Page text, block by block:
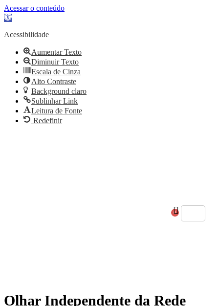
Acessar o conteúdo
Abrir
barra
ferramentas
Acessibilidade
Aumentar Texto
Diminuir Texto
Escala de Cinza
Alto Contraste
Background claro
Sublinhar Link
Leitura de Fonte
Redefinir
0
Olhar Independente da Rede